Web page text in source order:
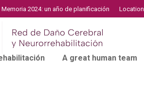
Memoria 2024: un año de planificación Location
A great human team